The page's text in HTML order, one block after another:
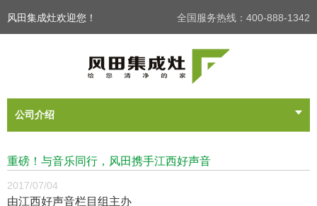
风田集成灶欢迎您！ 全国服务热线：400-888-1342
公司介绍
重磅！与音乐同行，风田携手江西好声音
2017/07/04
由江西好声音栏目组主办